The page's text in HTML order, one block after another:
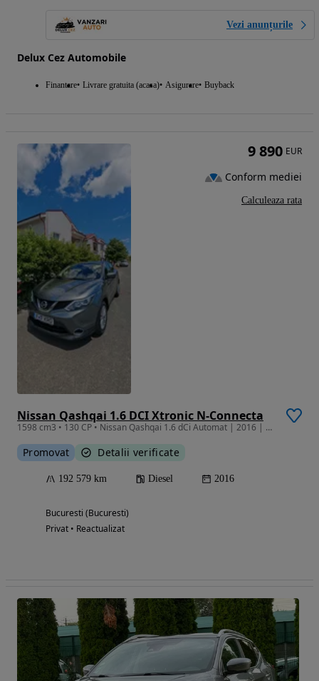
Vezi anunțurile
Delux Cez Automobile
Finantare Livrare gratuita (acasa) Asigurare Buyback
Nissan Qashqai 1.6 DCI Xtronic N-Connecta
1598 cm3 • 130 CP • Nissan Qashqai 1.6 dCi Automat | 2016 | Camera 360° | Istoric complet
Promovat Detalii verificate
192 579 km Diesel 2016
Bucuresti (Bucuresti)
Privat • Reactualizat
9 890 EUR
Conform mediei
Calculeaza rata